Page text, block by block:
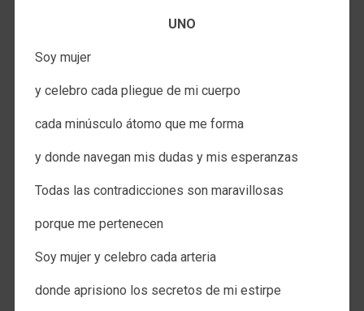
UNO
Soy mujer
y celebro cada pliegue de mi cuerpo
cada minúsculo átomo que me forma
y donde navegan mis dudas y mis esperanzas
Todas las contradicciones son maravillosas
porque me pertenecen
Soy mujer y celebro cada arteria
donde aprisiono los secretos de mi estirpe